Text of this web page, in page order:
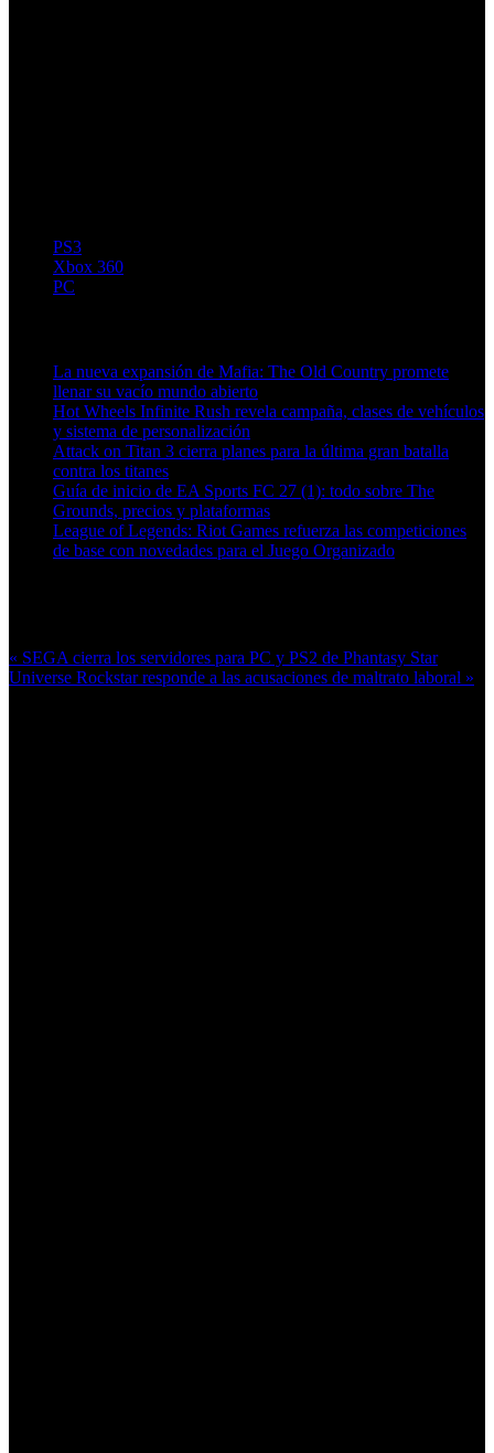
PS3
Xbox 360
PC
La nueva expansión de Mafia: The Old Country promete
llenar su vacío mundo abierto
Hot Wheels Infinite Rush revela campaña, clases de vehículos
y sistema de personalización
Attack on Titan 3 cierra planes para la última gran batalla
contra los titanes
Guía de inicio de EA Sports FC 27 (1): todo sobre The
Grounds, precios y plataformas
League of Legends: Riot Games refuerza las competiciones
de base con novedades para el Juego Organizado
« SEGA cierra los servidores para PC y PS2 de Phantasy Star
Universe Rockstar responde a las acusaciones de maltrato laboral »